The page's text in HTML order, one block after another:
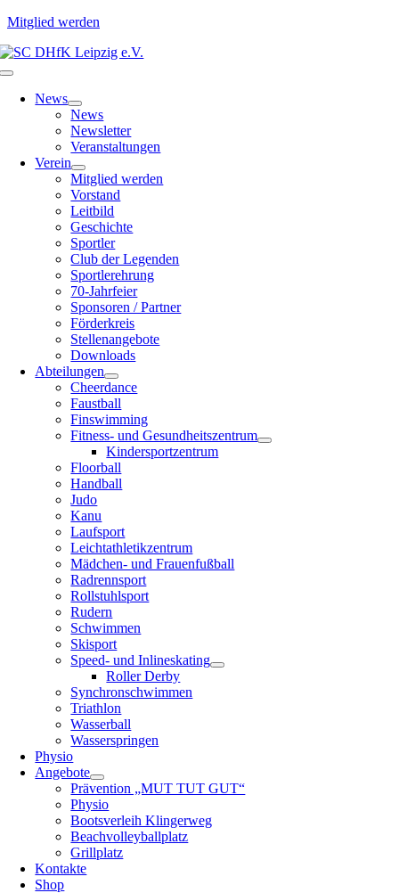
Mitglied werden
Zum
Inhalt
Toggle
NavigationNews
News
Newsletter
Veranstaltungen
Verein
Mitglied werden
Vorstand
Leitbild
Geschichte
Sportler
Club der Legenden
Sportlerehrung
70-Jahrfeier
Sponsoren / Partner
Förderkreis
Stellenangebote
Downloads
Abteilungen
Cheerdance
Faustball
Finswimming
Fitness- und Gesundheitszentrum
Kindersportzentrum
Floorball
Handball
Judo
Kanu
Laufsport
Leichtathletikzentrum
Mädchen- und Frauenfußball
Radrennsport
Rollstuhlsport
Rudern
Schwimmen
Skisport
Speed- und Inlineskating
Roller Derby
Synchronschwimmen
Triathlon
Wasserball
Wasserspringen
Physio
Angebote
Prävention „MUT TUT GUT“
Physio
Bootsverleih Klingerweg
Beachvolleyballplatz
Grillplatz
Kontakte
Shop